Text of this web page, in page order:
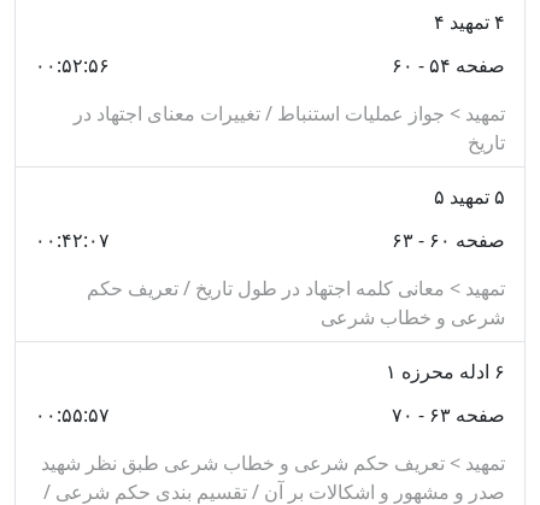
برخی از کتب مرتبط با حلقه اول:
محمد باقر صدر(موجود در نرم افزار اصول فقه و نیز
کتابخانه دیجیتال نور)
کتاب «قواعد كلى استنباط» (ترجمه و شرح دروس في
علم الأصول) تالیف رضا اسلامی، ترجمه و شرح
فارسى كتاب « دروس في علم الاصول»
موجود در
نرم افزار اصول فقه و نیز کتابخانه دیجیتال نور
کتاب «شرح الحلقة الاولى»، اثر ناجى طالب آل فقيه
۴تمهید ۴
صفحه ۵۴ - ۶۰
۰۰:۵۲:۵۶
تمهید > جواز عملیات استنباط / تغییرات معنای اجتهاد در
تاریخ
۵تمهید ۵
صفحه ۶۰ - ۶۳
۰۰:۴۲:۰۷
تمهید > معانی کلمه اجتهاد در طول تاریخ / تعریف حکم
شرعی و خطاب شرعی
۶ ادله محرزه ۱
صفحه ۶۳ - ۷۰
۰۰:۵۵:۵۷
تمهید > تعریف حکم شرعی و خطاب شرعی طبق نظر شهید
صدر و مشهور و اشکالات بر آن / تقسیم بندی حکم شرعی /